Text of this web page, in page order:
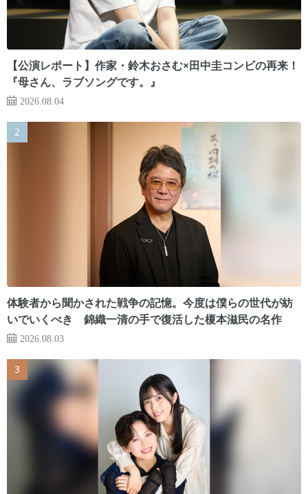
【公演レポート】作家・鈴木おさむ×田中圭コンビの再来！
『母さん、ラブソングです。』
2026.08.04
体験者から聞かされた戦争の記憶。今度は僕らの世代が紡
いでいくべき 錦織一清の手で復活した榎本滋民の名作
2026.08.03